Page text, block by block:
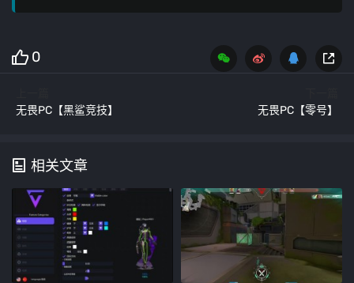
0
无畏PC【黑鲨竞技】
无畏PC【零号】
相关文章